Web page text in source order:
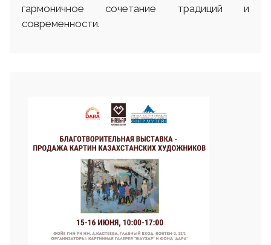
гармоничное сочетание традиций и
современности.